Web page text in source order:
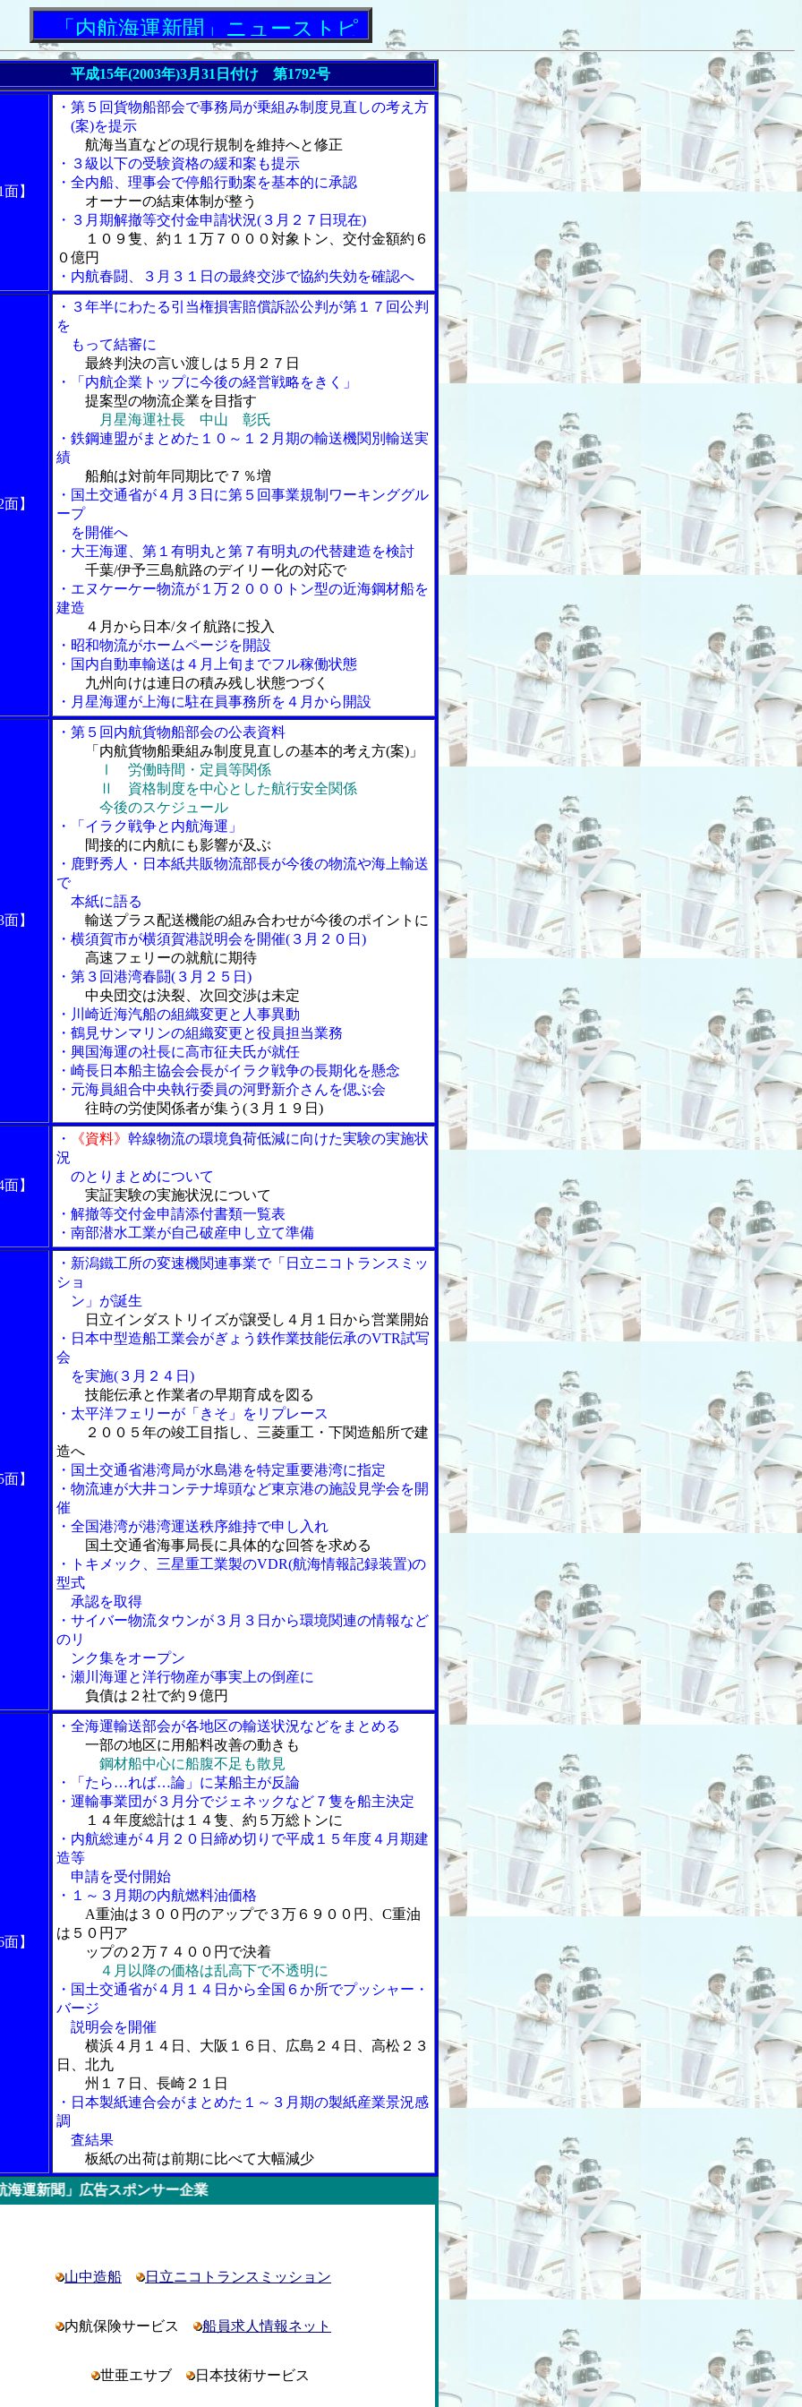
「内航海運新聞」ニューストピックス
平成15年(2003年)3月31日付け 第1792号
】
・第５回貨物船部会で事務局が乗組み制度見直しの考え方
(案)を提示
航海当直などの現行規制を維持へと修正
・３級以下の受験資格の緩和案も提示
・全内船、理事会で停船行動案を基本的に承認
オーナーの結束体制が整う
・３月期解撤等交付金申請状況(３月２７日現在)
１０９隻、約１１万７０００対象トン、交付金額約６
０億円
・内航春闘、３月３１日の最終交渉で協約失効を確認へ
】
・３年半にわたる引当権損害賠償訴訟公判が第１７回公判
を
もって結審に
最終判決の言い渡しは５月２７日
・「内航企業トップに今後の経営戦略をきく」
提案型の物流企業を目指す
月星海運社長 中山 彰氏
・鉄鋼連盟がまとめた１０～１２月期の輸送機関別輸送実
績
船舶は対前年同期比で７％増
・国土交通省が４月３日に第５回事業規制ワーキンググル
ープ
を開催へ
・大王海運、第１有明丸と第７有明丸の代替建造を検討
千葉/伊予三島航路のデイリー化の対応で
・エヌケーケー物流が１万２０００トン型の近海鋼材船を
建造
４月から日本/タイ航路に投入
・昭和物流がホームページを開設
・国内自動車輸送は４月上旬までフル稼働状態
九州向けは連日の積み残し状態つづく
・月星海運が上海に駐在員事務所を４月から開設
】
・第５回内航貨物船部会の公表資料
「内航貨物船乗組み制度見直しの基本的考え方(案)」
Ⅰ 労働時間・定員等関係
Ⅱ 資格制度を中心とした航行安全関係
今後のスケジュール
・「イラク戦争と内航海運」
間接的に内航にも影響が及ぶ
・鹿野秀人・日本紙共販物流部長が今後の物流や海上輸送
で
本紙に語る
輸送プラス配送機能の組み合わせが今後のポイントに
・横須賀市が横須賀港説明会を開催(３月２０日)
高速フェリーの就航に期待
・第３回港湾春闘(３月２５日)
中央団交は決裂、次回交渉は未定
・川崎近海汽船の組織変更と人事異動
・鶴見サンマリンの組織変更と役員担当業務
・興国海運の社長に高市征夫氏が就任
・崎長日本船主協会会長がイラク戦争の長期化を懸念
・元海員組合中央執行委員の河野新介さんを偲ぶ会
往時の労使関係者が集う(３月１９日)
】
・ 《資料》 幹線物流の環境負荷低減に向けた実験の実施状
況
のとりまとめについて
実証実験の実施状況について
・解撤等交付金申請添付書類一覧表
・南部潜水工業が自己破産申し立て準備
】
・新潟鐵工所の変速機関連事業で「日立ニコトランスミッ
ショ
ン」が誕生
日立インダストリイズが譲受し４月１日から営業開始
・日本中型造船工業会がぎょう鉄作業技能伝承のVTR試写
会
を実施(３月２４日)
技能伝承と作業者の早期育成を図る
・太平洋フェリーが「きそ」をリプレース
２００５年の竣工目指し、三菱重工・下関造船所で建
造へ
・国土交通省港湾局が水島港を特定重要港湾に指定
・物流連が大井コンテナ埠頭など東京港の施設見学会を開
催
・全国港湾が港湾運送秩序維持で申し入れ
国土交通省海事局長に具体的な回答を求める
・トキメック、三星重工業製のVDR(航海情報記録装置)の
型式
承認を取得
・サイバー物流タウンが３月３日から環境関連の情報など
のリ
ンク集をオープン
・瀬川海運と洋行物産が事実上の倒産に
負債は２社で約９億円
】
・全海運輸送部会が各地区の輸送状況などをまとめる
一部の地区に用船料改善の動きも
鋼材船中心に船腹不足も散見
・「たら…れば…論」に某船主が反論
・運輸事業団が３月分でジェネックなど７隻を船主決定
１４年度総計は１４隻、約５万総トンに
・内航総連が４月２０日締め切りで平成１５年度４月期建
造等
申請を受付開始
・１～３月期の内航燃料油価格
A重油は３００円のアップで３万６９００円、C重油
は５０円ア
ップの２万７４００円で決着
４月以降の価格は乱高下で不透明に
・国土交通省が４月１４日から全国６か所でプッシャー・
バージ
説明会を開催
横浜４月１４日、大阪１６日、広島２４日、高松２３
日、北九
州１７日、長崎２１日
・日本製紙連合会がまとめた１～３月期の製紙産業景況感
調
査結果
板紙の出荷は前期に比べて大幅減少
告スポンサー企業
山中造船 日立ニコトランスミッション
内航保険サービス 船員求人情報ネット
世亜エサブ 日本技術サービス